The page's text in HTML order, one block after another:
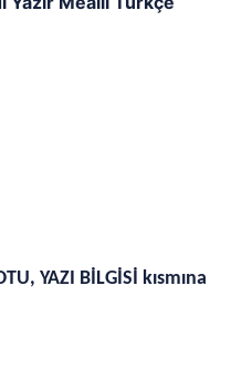
YAZI BİLGİSİ kısmına